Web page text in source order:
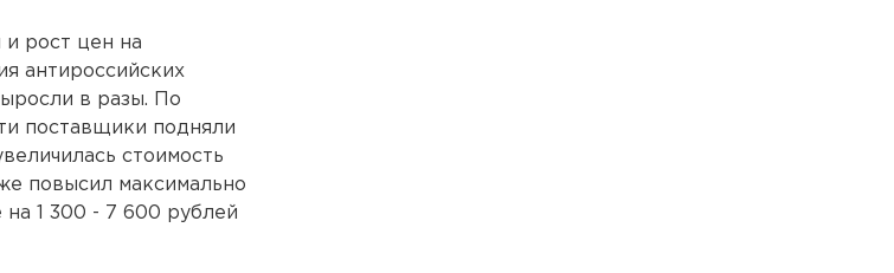
и рост цен на
антироссийских
в разы. По
поставщики подняли
стоимость
повысил максимально
1 300 - 7 600 рублей